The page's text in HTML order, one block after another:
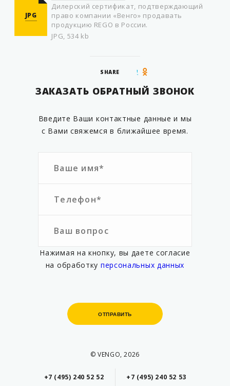
JPG
Дилерский сертификат, подтверждающий
право компании «Венго» продавать
продукцию REGO в России.
JPG, 534 kb
SHARE
ЗАКАЗАТЬ ОБРАТНЫЙ ЗВОНОК
Введите Ваши контактные данные и мы
с Вами свяжемся в ближайшее время.
Нажимая на кнопку, вы даете согласие
на обработку персональных данных
ОТПРАВИТЬ
ОТПРАВИТЬ
© VENGO, 2026
+7 (495) 240 52 52 +7 (495) 240 52 53